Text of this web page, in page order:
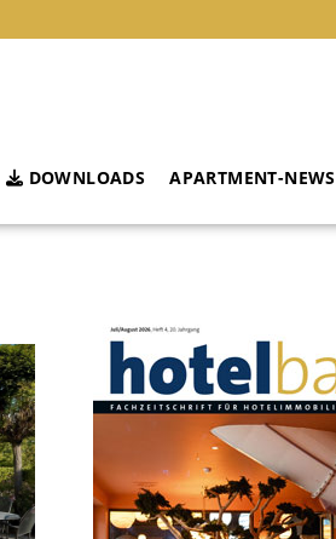
DOWNLOADS APARTMENT-NEWS